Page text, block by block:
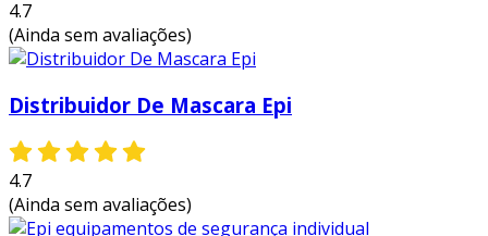
4.7
(Ainda sem avaliações)
Distribuidor De Mascara Epi
4.7
(Ainda sem avaliações)